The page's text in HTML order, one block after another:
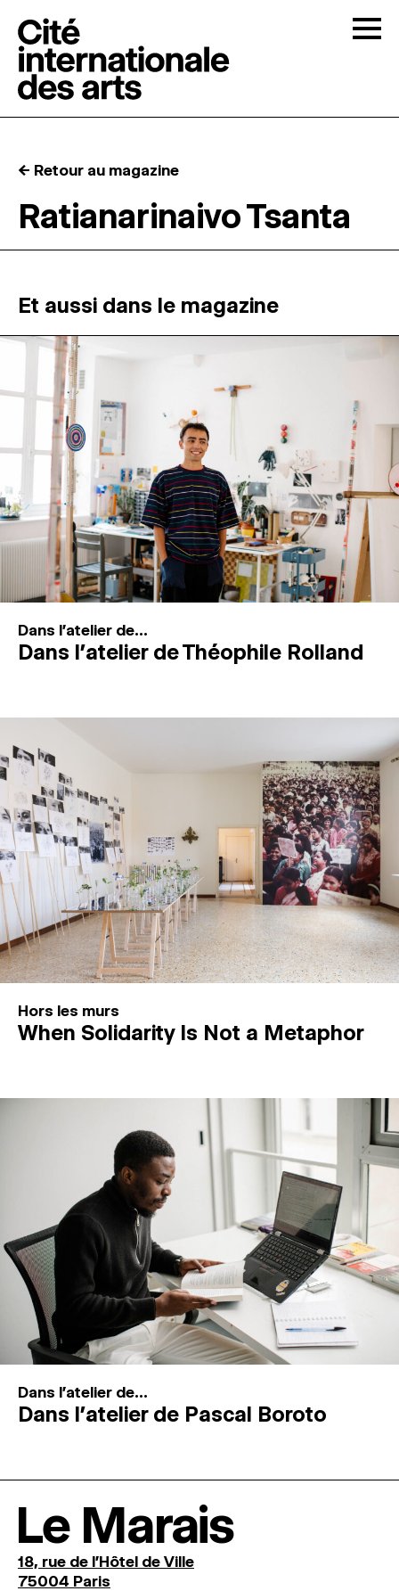
RÉSIDENCES ↓
ATELIERS OUVERTS
PROGRAMMATION
MAGAZINE
ESPACES DE PRATIQUE ARTISTIQUE ↓
Recherche
Connexion
← Retour au magazine
Ratianarinaivo Tsanta
Et aussi dans le magazine
Dans l'atelier de...
Dans l’atelier de Théophile Rolland
Hors les murs
When Solidarity Is Not a Metaphor
Dans l'atelier de...
Dans l’atelier de Pascal Boroto
Le Marais
18, rue de l'Hôtel de Ville
75004 Paris